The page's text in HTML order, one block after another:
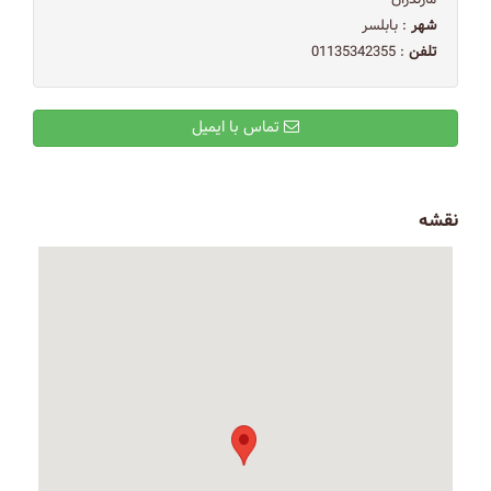
شهر : بابلسر
تلفن : 01135342355
نقشه